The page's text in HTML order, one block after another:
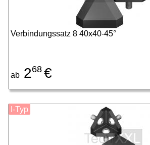
Verbindungssatz 8 40x40-45°
ab 268 €
I-Typ